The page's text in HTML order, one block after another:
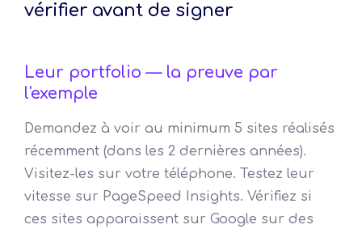
vérifier avant de signer
Leur portfolio — la preuve par
l'exemple
Demandez à voir au minimum 5 sites réalisés
récemment (dans les 2 dernières années).
Visitez-les sur votre téléphone. Testez leur
vitesse sur PageSpeed Insights. Vérifiez si
ces sites apparaissent sur Google sur des